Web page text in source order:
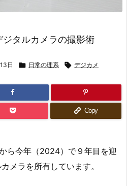
タルカメラの撮影術
日  日常の理系  デジカメ
Copy
ら今年（2024）で９年目を迎
メラを所有しています。